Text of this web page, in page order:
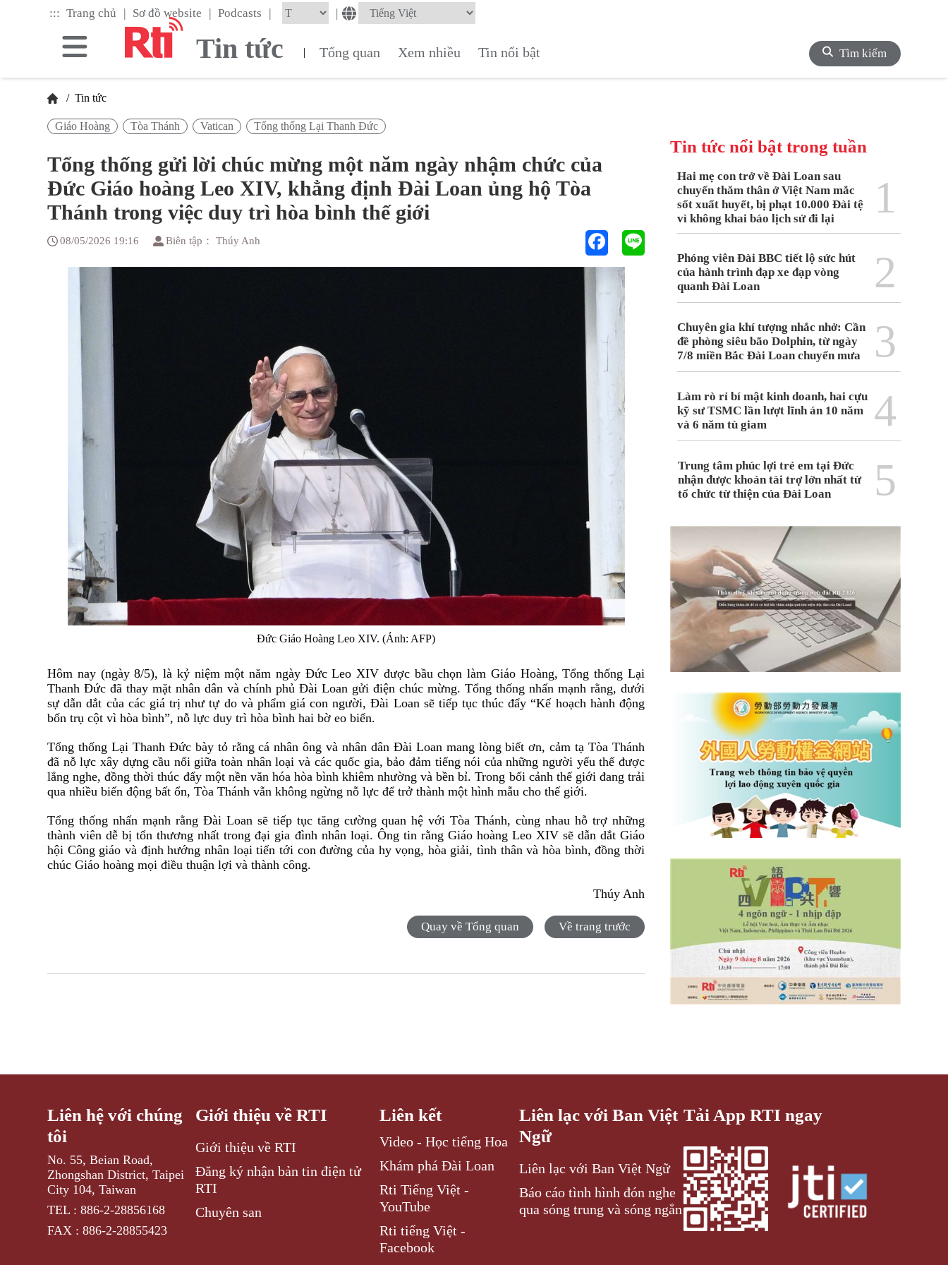
::: Trang chủ | Sơ đồ website | Podcasts | |
Tin tức | Tổng quan Xem nhiều Tin nổi bật Tìm kiếm
/ Tin tức
Giáo Hoàng Tòa Thánh Vatican Tổng thống Lại Thanh Đức
Tổng thống gửi lời chúc mừng một năm ngày nhậm chức của
Đức Giáo hoàng Leo XIV, khẳng định Đài Loan ủng hộ Tòa
Thánh trong việc duy trì hòa bình thế giới
08/05/2026 19:16 Biên tập： Thúy Anh
Đức Giáo Hoàng Leo XIV. (Ảnh: AFP)
Hôm nay (ngày 8/5), là kỷ niệm một năm ngày Đức Leo XIV được bầu chọn làm Giáo Hoàng, Tổng thống Lại
Thanh Đức đã thay mặt nhân dân và chính phủ Đài Loan gửi điện chúc mừng. Tổng thống nhấn mạnh rằng, dưới
sự dẫn dắt của các giá trị như tự do và phẩm giá con người, Đài Loan sẽ tiếp tục thúc đẩy “Kế hoạch hành động
bốn trụ cột vì hòa bình”, nỗ lực duy trì hòa bình hai bờ eo biển.
Tổng thống Lại Thanh Đức bày tỏ rằng cá nhân ông và nhân dân Đài Loan mang lòng biết ơn, cảm tạ Tòa Thánh
đã nỗ lực xây dựng cầu nối giữa toàn nhân loại và các quốc gia, bảo đảm tiếng nói của những người yếu thế được
lắng nghe, đồng thời thúc đẩy một nền văn hóa hòa bình khiêm nhường và bền bỉ. Trong bối cảnh thế giới đang trải
qua nhiều biến động bất ổn, Tòa Thánh vẫn không ngừng nỗ lực để trở thành một hình mẫu cho thế giới.
Tổng thống nhấn mạnh rằng Đài Loan sẽ tiếp tục tăng cường quan hệ với Tòa Thánh, cùng nhau hỗ trợ những
thành viên dễ bị tổn thương nhất trong đại gia đình nhân loại. Ông tin rằng Giáo hoàng Leo XIV sẽ dẫn dắt Giáo
hội Công giáo và định hướng nhân loại tiến tới con đường của hy vọng, hòa giải, tình thân và hòa bình, đồng thời
chúc Giáo hoàng mọi điều thuận lợi và thành công.
Thúy Anh
Quay về Tổng quan Về trang trước
Tin tức nổi bật trong tuần
Hai mẹ con trở về Đài Loan sau
chuyến thăm thân ở Việt Nam mắc
sốt xuất huyết, bị phạt 10.000 Đài tệ
vì không khai báo lịch sử đi lại
1
Phóng viên Đài BBC tiết lộ sức hút
của hành trình đạp xe đạp vòng
quanh Đài Loan
2
Chuyên gia khí tượng nhắc nhở: Cần
đề phòng siêu bão Dolphin, từ ngày
7/8 miền Bắc Đài Loan chuyển mưa
3
Làm rò rỉ bí mật kinh doanh, hai cựu
kỹ sư TSMC lần lượt lĩnh án 10 năm
và 6 năm tù giam
4
Trung tâm phúc lợi trẻ em tại Đức
nhận được khoản tài trợ lớn nhất từ
tổ chức từ thiện của Đài Loan
5
Liên hệ với chúng
tôi
No. 55, Beian Road,
Zhongshan District, Taipei
City 104, Taiwan
TEL : 886-2-28856168
FAX : 886-2-28855423
Giới thiệu về RTI
Giới thiệu về RTI
Đăng ký nhận bản tin điện tử
RTI
Chuyên san
Liên kết
Video - Học tiếng Hoa
Khám phá Đài Loan
Rti Tiếng Việt -
YouTube
Rti tiếng Việt -
Facebook
Liên lạc với Ban Việt
Ngữ
Liên lạc với Ban Việt Ngữ
Báo cáo tình hình đón nghe
qua sóng trung và sóng ngắn
Tải App RTI ngay